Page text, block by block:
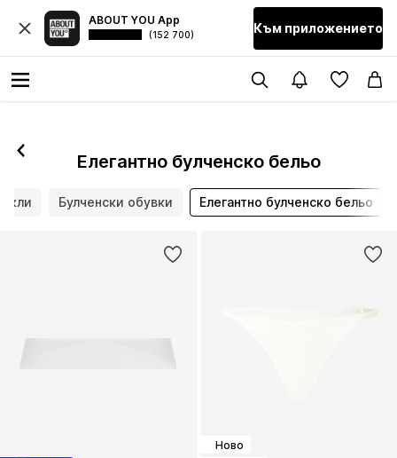
ABOUT YOU App
(152 700) Към приложението
Елегантно булченско бельо
Булченски обувки Елегантно булченско бельо
Ново